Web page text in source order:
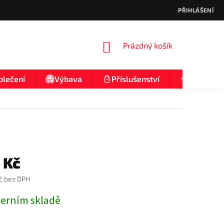
PŘIHLÁŠENÍ
NÁKUPNÍ
Prázdný košík
Výbava Příslušenství
bez DPH
skladě